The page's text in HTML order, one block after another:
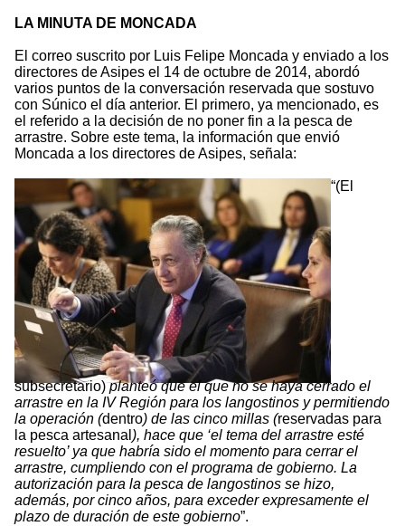
LA MINUTA DE MONCADA
El correo suscrito por Luis Felipe Moncada y enviado a los
directores de Asipes el 14 de octubre de 2014, abordó
varios puntos de la conversación reservada que sostuvo
con Súnico el día anterior. El primero, ya mencionado, es
el referido a la decisión de no poner fin a la pesca de
arrastre. Sobre este tema, la información que envió
Moncada a los directores de Asipes, señala:
“(El
subsecretario)planteó que el que no se haya cerrado el
arrastre en la IV Región para los langostinos y permitiendo
la operación (dentro) de las cinco millas (reservadas para
la pesca artesanal ), hace que ‘el tema del arrastre esté
resuelto’ ya que habría sido el momento para cerrar el
arrastre, cumpliendo con el programa de gobierno. La
autorización para la pesca de langostinos se hizo,
además, por cinco años, para exceder expresamente el
plazo de duración de este gobierno”.